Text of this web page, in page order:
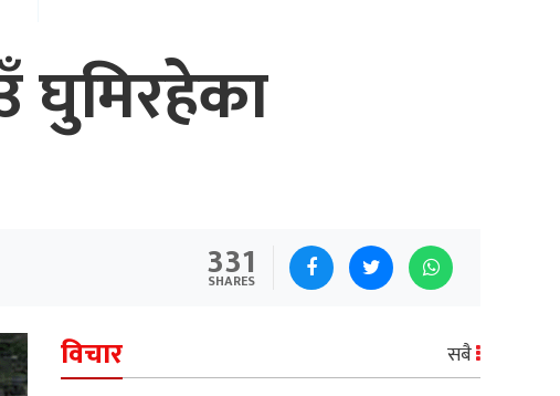
घुमिरहेका
331
SHARES
विचार सबै